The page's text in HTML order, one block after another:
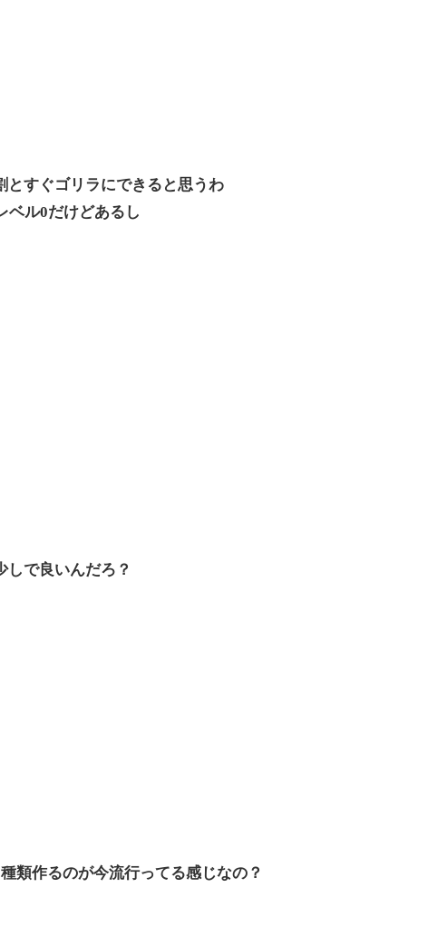
とすぐゴリラにできると思うわ
ベル0だけどあるし
で良いんだろ？
類作るのが今流行ってる感じなの？